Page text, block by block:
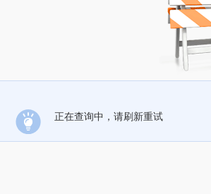
正在查询中，请刷新重试